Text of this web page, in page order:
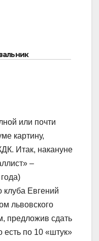
или почти
картину,
Итак, накануне
–
клуба Евгений
львовского
предложив сдать
есть по 10 «штук»